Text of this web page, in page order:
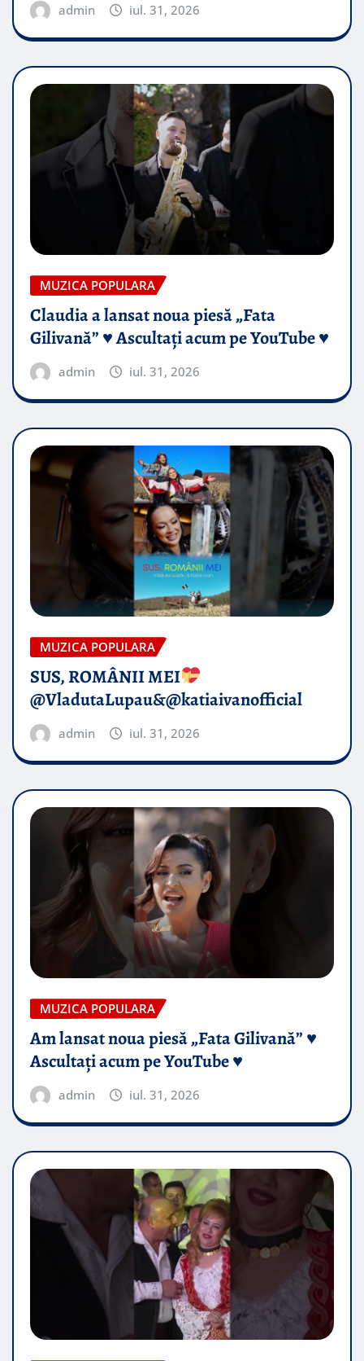
admin iul. 31, 2026
MUZICA POPULARA
Claudia a lansat noua piesă „Fata
Gilivană” ♥️ Ascultați acum pe YouTube ♥️
admin iul. 31, 2026
MUZICA POPULARA
SUS, ROMÂNII MEI
@VladutaLupau&@katiaivanofficial
admin iul. 31, 2026
MUZICA POPULARA
Am lansat noua piesă „Fata Gilivană” ♥️
Ascultați acum pe YouTube ♥️
admin iul. 31, 2026